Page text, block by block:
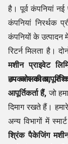
है। पूर्व कंपनियां नई
कंपनियां निरर्थक
कंपनियों के उत्पादन
रिटर्न मिलता है।
मशीन प्राइवेट
उपकरण की आपूर्ति
हमकोलकाता,
आपूर्तिकर्ताहैं, जो
दिमाग रखते हैं।
अन्य विभागों में
श्रिंक पैकेजिंग